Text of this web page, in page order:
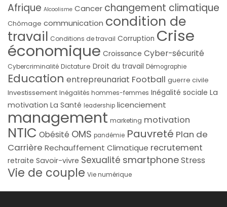
Afrique Alcoolisme Cancer changement climatique
Chômage communication condition de
travail Conditions de travail Corruption Crise
économique Croissance Cyber-sécurité
Cybercriminalité Dictature Droit du travail Démographie
Education entrepreunariat Football guerre civile
Investissement Inégalités hommes-femmes Inégalité sociale La
motivation La Santé leadership licenciement
management marketing motivation
NTIC Obésité OMS pandémie Pauvreté Plan de
Carrière Rechauffement Climatique recrutement
retraite Savoir-vivre Sexualité smartphoneStress
Vie de couple Vie numérique